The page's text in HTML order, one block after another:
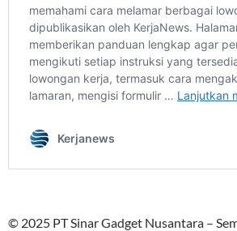
© 2025 PT Sinar Gadget Nusantara –